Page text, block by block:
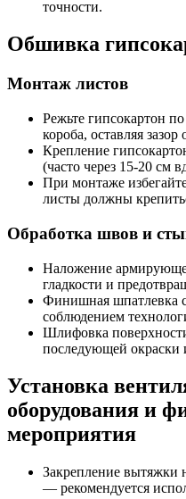
точности.
Обшивка
Монтаж листов
Режьте гипсокартон
короба, оставляя
Крепление
(часто через 15-20 см
При монтаже
листы должны
Обработка швов и
Наложение
гладкости и
Финишная шпатлевка
соблюдением
Шлифовка
последующей окраски
Установка
оборудования и
мероприятия
Закрепление вытяжки
— рекомендуется